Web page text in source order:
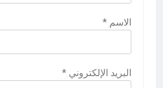
الاسم *
البريد الإلكتروني *